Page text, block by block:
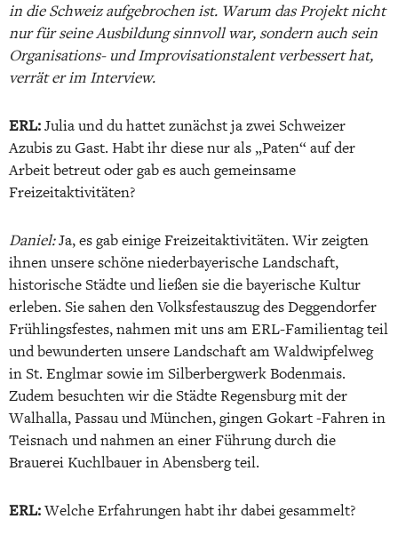
in die Schweiz aufgebrochen ist. Warum das Projekt nicht
nur für seine Ausbildung sinnvoll war, sondern auch sein
Organisations- und Improvisationstalent verbessert hat,
verrät er im Interview.
ERL:Julia und du hattet zunächst ja zwei Schweizer
Azubis zu Gast. Habt ihr diese nur als „Paten“ auf der
Arbeit betreut oder gab es auch gemeinsame
Freizeitaktivitäten?
Daniel:Ja, es gab einige Freizeitaktivitäten. Wir zeigten
ihnen unsere schöne niederbayerische Landschaft,
historische Städte und ließen sie die bayerische Kultur
erleben. Sie sahen den Volksfestauszug des Deggendorfer
Frühlingsfestes, nahmen mit uns am ERL-Familientag teil
und bewunderten unsere Landschaft am Waldwipfelweg
in St. Englmar sowie im Silberbergwerk Bodenmais.
Zudem besuchten wir die Städte Regensburg mit der
Walhalla, Passau und München, gingen Gokart -Fahren in
Teisnach und nahmen an einer Führung durch die
Brauerei Kuchlbauer in Abensberg teil.
ERL:Welche Erfahrungen habt ihr dabei gesammelt?